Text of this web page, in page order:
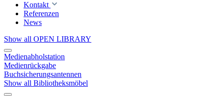
Kontakt
Referenzen
News
Show all OPEN LIBRARY
Medienabholstation
Medienrückgabe
Buchsicherungsantennen
Show all Bibliotheksmöbel